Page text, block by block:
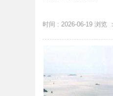
时间 : 2026-06-19 浏览 ：